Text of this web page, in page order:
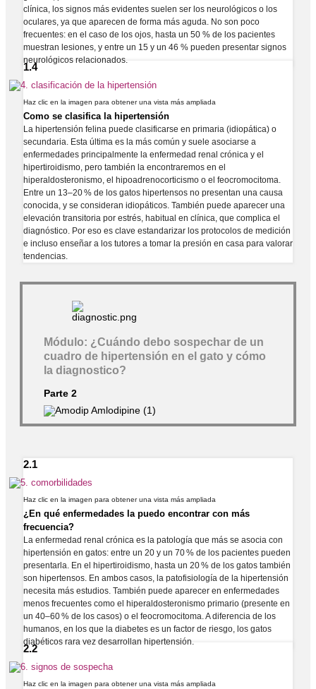
clínica, los signos más evidentes suelen ser los neurológicos o los
oculares, ya que aparecen de forma más aguda. No son poco
frecuentes: en el caso de los ojos, hasta un 50 % de los pacientes
muestran lesiones, y entre un 15 y un 46 % pueden presentar signos
neurológicos relacionados.
1.4
Haz clic en la imagen para obtener una vista más ampliada
Como se clasifica la hipertensión
La hipertensión felina puede clasificarse en primaria (idiopática) o
secundaria. Esta última es la más común y suele asociarse a
enfermedades principalmente la enfermedad renal crónica y el
hipertiroidismo, pero también la encontraremos en el
hiperaldosteronismo, el hipoadrenocorticismo o el feocromocitoma.
Entre un 13–20 % de los gatos hipertensos no presentan una causa
conocida, y se consideran idiopáticos. También puede aparecer una
elevación transitoria por estrés, habitual en clínica, que complica el
diagnóstico. Por eso es clave estandarizar los protocolos de medición
e incluso enseñar a los tutores a tomar la presión en casa para valorar
tendencias.
Módulo: ¿Cuándo debo sospechar de un
cuadro de hipertensión en el gato y cómo
la diagnostico?
Parte 2
2.1
Haz clic en la imagen para obtener una vista más ampliada
¿En qué enfermedades la puedo encontrar con más
frecuencia?
La enfermedad renal crónica es la patología que más se asocia con
hipertensión en gatos: entre un 20 y un 70 % de los pacientes pueden
presentarla. En el hipertiroidismo, hasta un 20 % de los gatos también
son hipertensos. En ambos casos, la patofisiología de la hipertensión
necesita más estudios. También puede aparecer en enfermedades
menos frecuentes como el hiperaldosteronismo primario (presente en
un 40–60 % de los casos) o el feocromocitoma. A diferencia de los
humanos, en los que la diabetes es un factor de riesgo, los gatos
diabéticos rara vez desarrollan hipertensión.
2.2
Haz clic en la imagen para obtener una vista más ampliada